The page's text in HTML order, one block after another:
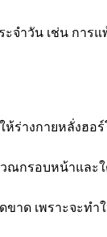
ะจำวัน เช่น การ
ห้ร่างกายหลั่งฮอ
ณกรอบหน้าและ
าด เพราะจะทำ